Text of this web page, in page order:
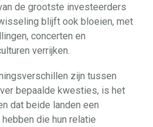
de grootste investeerders
blijft ook bloeien, met
concerten en
verrijken.
zijn tussen
bepaalde kwesties, is het
dat beide landen een
die hun relatie